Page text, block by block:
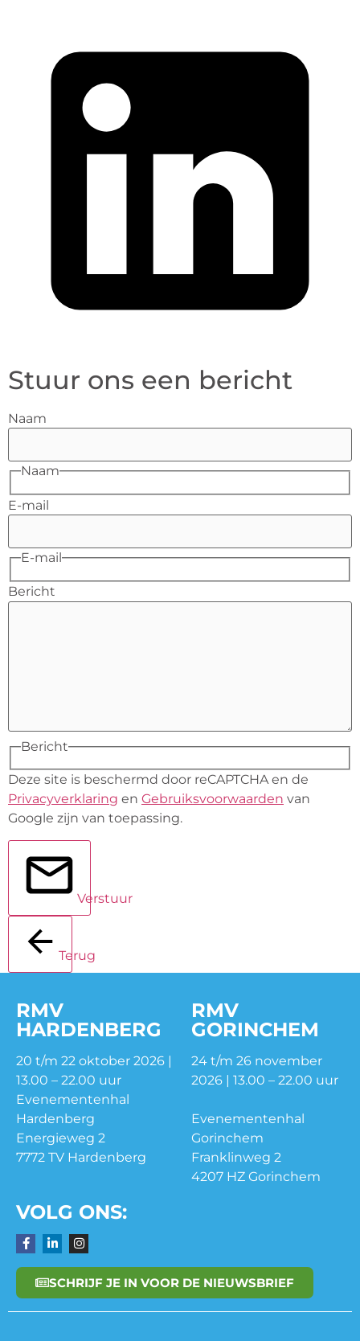
Stuur ons een bericht
Naam
Naam
E-mail
E-mail
Bericht
Bericht
Deze site is beschermd door reCAPTCHA en de
Privacyverklaring en Gebruiksvoorwaarden van
Google zijn van toepassing.
Verstuur
Terug
RMV
HARDENBERG
20 t/m 22 oktober 2026 |
13.00 – 22.00 uur
Evenementenhal
Hardenberg
Energieweg 2
7772 TV Hardenberg
RMV
GORINCHEM
24 t/m 26 november
2026 | 13.00 – 22.00 uur
Evenementenhal
Gorinchem
Franklinweg 2
4207 HZ Gorinchem
VOLG ONS:
SCHRIJF JE IN VOOR DE NIEUWSBRIEF